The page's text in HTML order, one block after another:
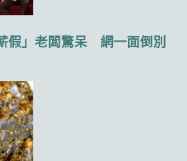
假」老闆驚呆 網一面倒別